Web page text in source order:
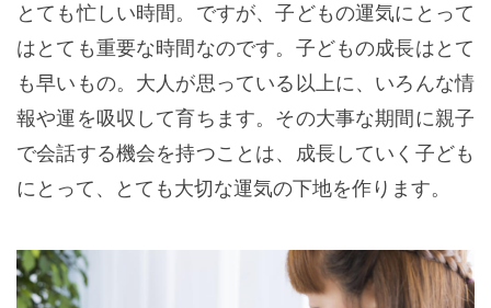
とても忙しい時間。ですが、子どもの運気にとって
はとても重要な時間なのです。子どもの成長はとて
も早いもの。大人が思っている以上に、いろんな情
報や運を吸収して育ちます。その大事な期間に親子
で会話する機会を持つことは、成長していく子ども
にとって、とても大切な運気の下地を作ります。